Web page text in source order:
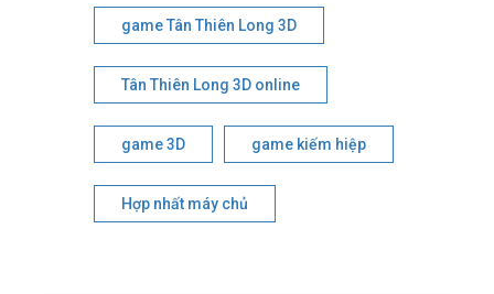
game Tân Thiên Long 3D
Tân Thiên Long 3D online
game 3D game kiếm hiệp
Hợp nhất máy chủ